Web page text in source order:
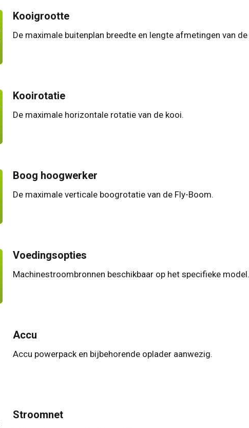
Kooigrootte
De maximale buitenplan breedte en lengte afmetingen van
Kooirotatie
De maximale horizontale rotatie van de kooi.
Boog hoogwerker
De maximale verticale boogrotatie van de Fly-Boom.
Voedingsopties
Machinestroombronnen beschikbaar op het specifieke model.
Accu
Accu powerpack en bijbehorende oplader aanwezig.
Stroomnet